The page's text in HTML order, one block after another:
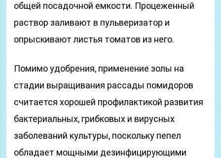
общей посадочной емкости. Процеженный
раствор заливают в пульверизатор и
опрыскивают листья томатов из него.
Помимо удобрения, применение золы на
стадии выращивания рассады помидоров
считается хорошей профилактикой развития
бактериальных, грибковых и вирусных
заболеваний культуры, поскольку пепел
обладает мощными дезинфицирующими